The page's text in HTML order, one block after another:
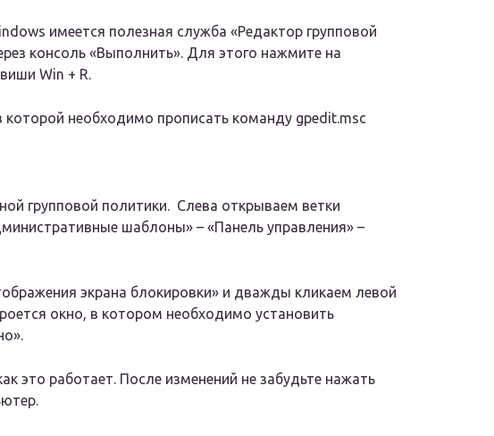
имеется полезная служба «Редактор групповой
консоль «Выполнить». Для этого нажмите на
Win + R.
которой необходимо прописать команду gpedit.msc
групповой политики. Слева открываем ветки
шаблоны» – «Панель управления» –
экрана блокировки» и дважды кликаем левой
окно, в котором необходимо установить
это работает. После изменений не забудьте нажать